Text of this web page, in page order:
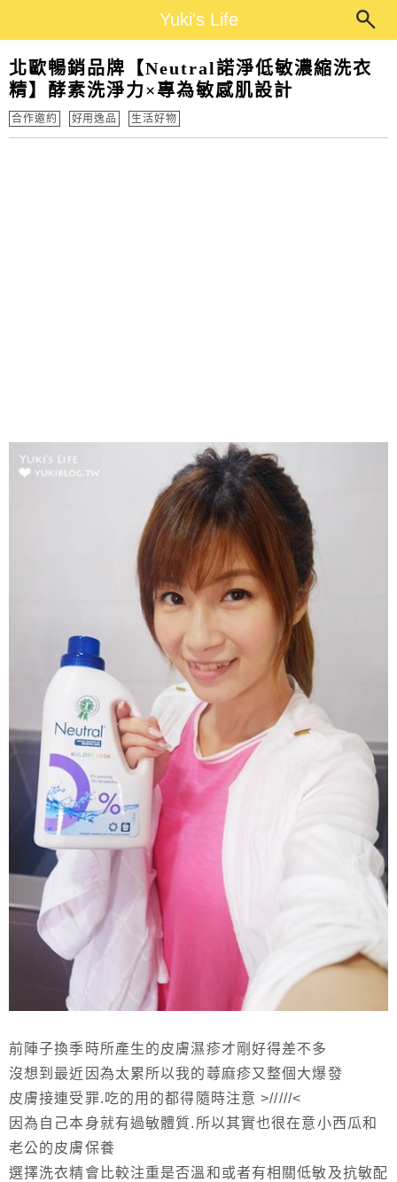
Yuki's Life
北歐暢銷品牌【Neutral諾淨低敏濃縮洗衣
精】酵素洗淨力×專為敏感肌設計
合作邀約 好用逸品 生活好物
前陣子換季時所產生的皮膚濕疹才剛好得差不多
沒想到最近因為太累所以我的蕁麻疹又整個大爆發
皮膚接連受罪.吃的用的都得隨時注意 >/////<
因為自己本身就有過敏體質.所以其實也很在意小西瓜和
老公的皮膚保養
選擇洗衣精會比較注重是否溫和或者有相關低敏及抗敏配